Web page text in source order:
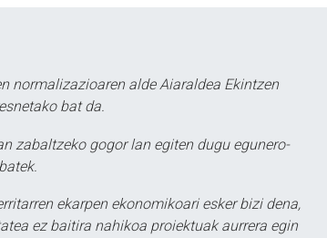
normalizazioaren alde Aiaraldea Ekintzen
bat da.
zabaltzeko gogor lan egiten dugu egunero-
ekarpen ekonomikoari esker bizi dena,
ez baitira nahikoa proiektuak aurrera egin